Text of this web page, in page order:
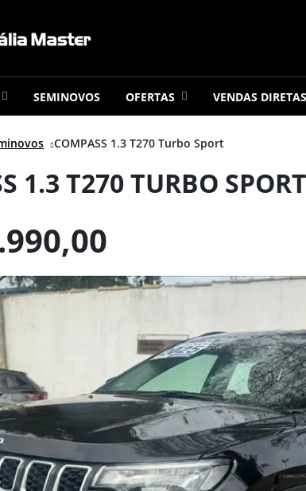
SEMINOVOS OFERTAS VENDAS DIRETAS
COMPASS 1.3 T270 Turbo Sport
1.3 T270 TURBO SPORT